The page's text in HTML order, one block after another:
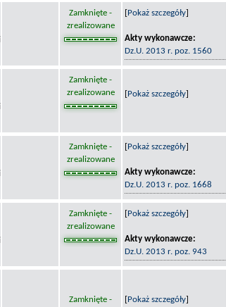
Zamknięte -
zrealizowane
Pokaż szczegóły
Akty wykonawcze:
Dz.U. 2013 r. poz. 1560
Zamknięte -
zrealizowane
Pokaż szczegóły
Zamknięte -
zrealizowane
Pokaż szczegóły
Akty wykonawcze:
Dz.U. 2013 r. poz. 1668
Zamknięte -
zrealizowane
Pokaż szczegóły
Akty wykonawcze:
Dz.U. 2013 r. poz. 943
Zamknięte -
Pokaż szczegóły